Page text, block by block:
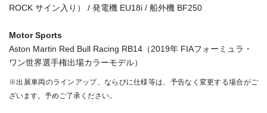
ROCK サイン入り） / 発電機 EU18i / 船外機 BF250
Motor Sports
Aston Martin Red Bull Racing RB14（2019年 FIAフォーミュラ・
ワン世界選手権出場カラーモデル）
※出展車両のラインアップ、ならびに仕様等は、予告なく変更する場合がご
ざいます。予めご了承ください。